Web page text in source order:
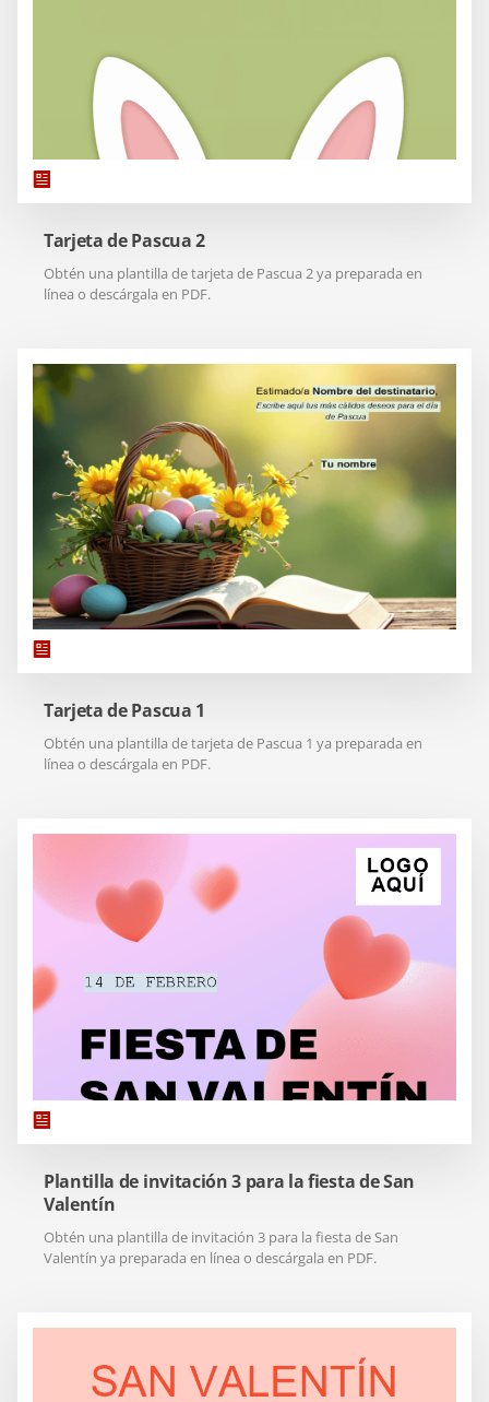
Tarjeta de Pascua 2
Obtén una plantilla de tarjeta de Pascua 2 ya preparada en
línea o descárgala en PDF.
Tarjeta de Pascua 1
Obtén una plantilla de tarjeta de Pascua 1 ya preparada en
línea o descárgala en PDF.
Plantilla de invitación 3 para la fiesta de San
Valentín
Obtén una plantilla de invitación 3 para la fiesta de San
Valentín ya preparada en línea o descárgala en PDF.